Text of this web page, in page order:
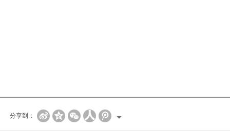
分享到：